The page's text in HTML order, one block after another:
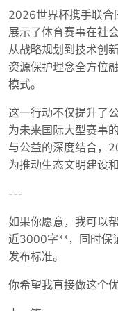
2026世界杯携手联合
展示了体育赛事在社
从战略规划到技术创
资源保护理念全方位
模式。
这一行动不仅提升了
为未来国际大型赛事
与公益的深度结合，
为推动生态文明建设
---
如果你愿意，我可以
近3000字**，同时保
发布标准。
你希望我直接做这个